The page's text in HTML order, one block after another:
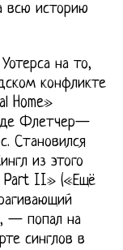
всю историю
на то,
конфликте
Home»
Флетчер—
Становился
из этого
Part II» («Ещё
— попал на
синглов в